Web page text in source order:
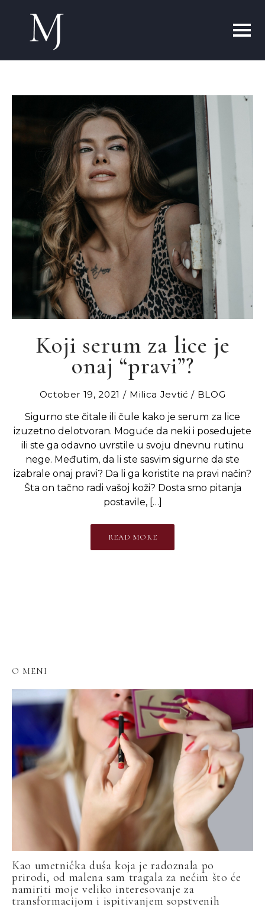
Koji serum za lice je
onaj “pravi”?
October 19, 2021 Milica Jevtić
BLOG
Sigurno ste čitale ili čule kako je serum za lice
izuzetno delotvoran. Moguće da neki i posedujete
ili ste ga odavno uvrstile u svoju dnevnu rutinu
nege. Međutim, da li ste sasvim sigurne da ste
izabrale onaj pravi? Da li ga koristite na pravi način?
Šta on tačno radi vašoj koži? Dosta smo pitanja
postavile, […]
READ MORE
O MENI
Kao umetnička duša koja je radoznala po
prirodi, od malena sam tragala za nečim što će
namiriti moje veliko interesovanje za
transformacijom i ispitivanjem sopstvenih